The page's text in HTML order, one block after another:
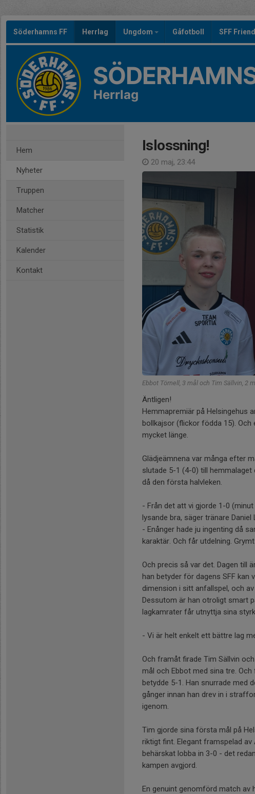
Söderhamns FF Herrlag Ungdom Gåfotboll SFF
Herrlag
Hem
Nyheter
Truppen
Matcher
Statistik
Kalender
Kontakt
Islossning!
20 maj, 23:44
Ebbot Törnell, 3 mål och Tim Sällvin, 2
Äntligen!
Hemmapremiär på Helsingehus
bollkajsor (flickor födda 15).
mycket länge.
Glädjeämnena var många efter
slutade 5-1 (4-0) till
då den första halvleken.
- Från det att vi gjorde 1-0
lysande bra, säger tränare
- Enånger hade ju ingenting då
karaktär. Och får utdelning.
Och precis så var det. Dagen till
han betyder för dagens SFF kan
dimension i sitt anfallspel, och
Dessutom är han otroligt smart
lagkamrater får utnyttja sina
- Vi är helt enkelt ett bättre lag
Och framåt firade Tim Sällvin
mål och Ebbot med sina tre.
betydde 5-1. Han snurrade med
gånger innan han drev in i
igenom.
Tim gjorde sina första mål på
riktigt fint. Elegant framspelad
behärskat lobba in 3-0 - det
kampen avgjord.
En genuint genomförd match av